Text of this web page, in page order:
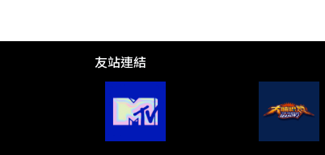
友站連結